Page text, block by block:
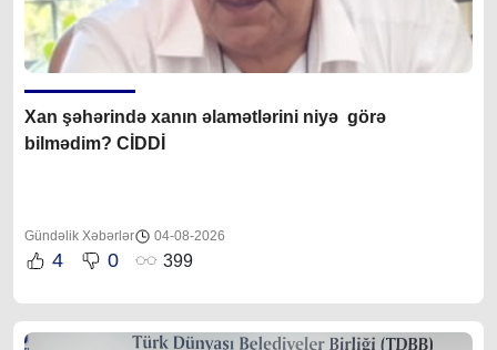
Xan şəhərində xanın əlamətlərini niyə görə
bilmədim? CİDDİ
Gündəlik Xəbərlər 04-08-2026
4 0 399